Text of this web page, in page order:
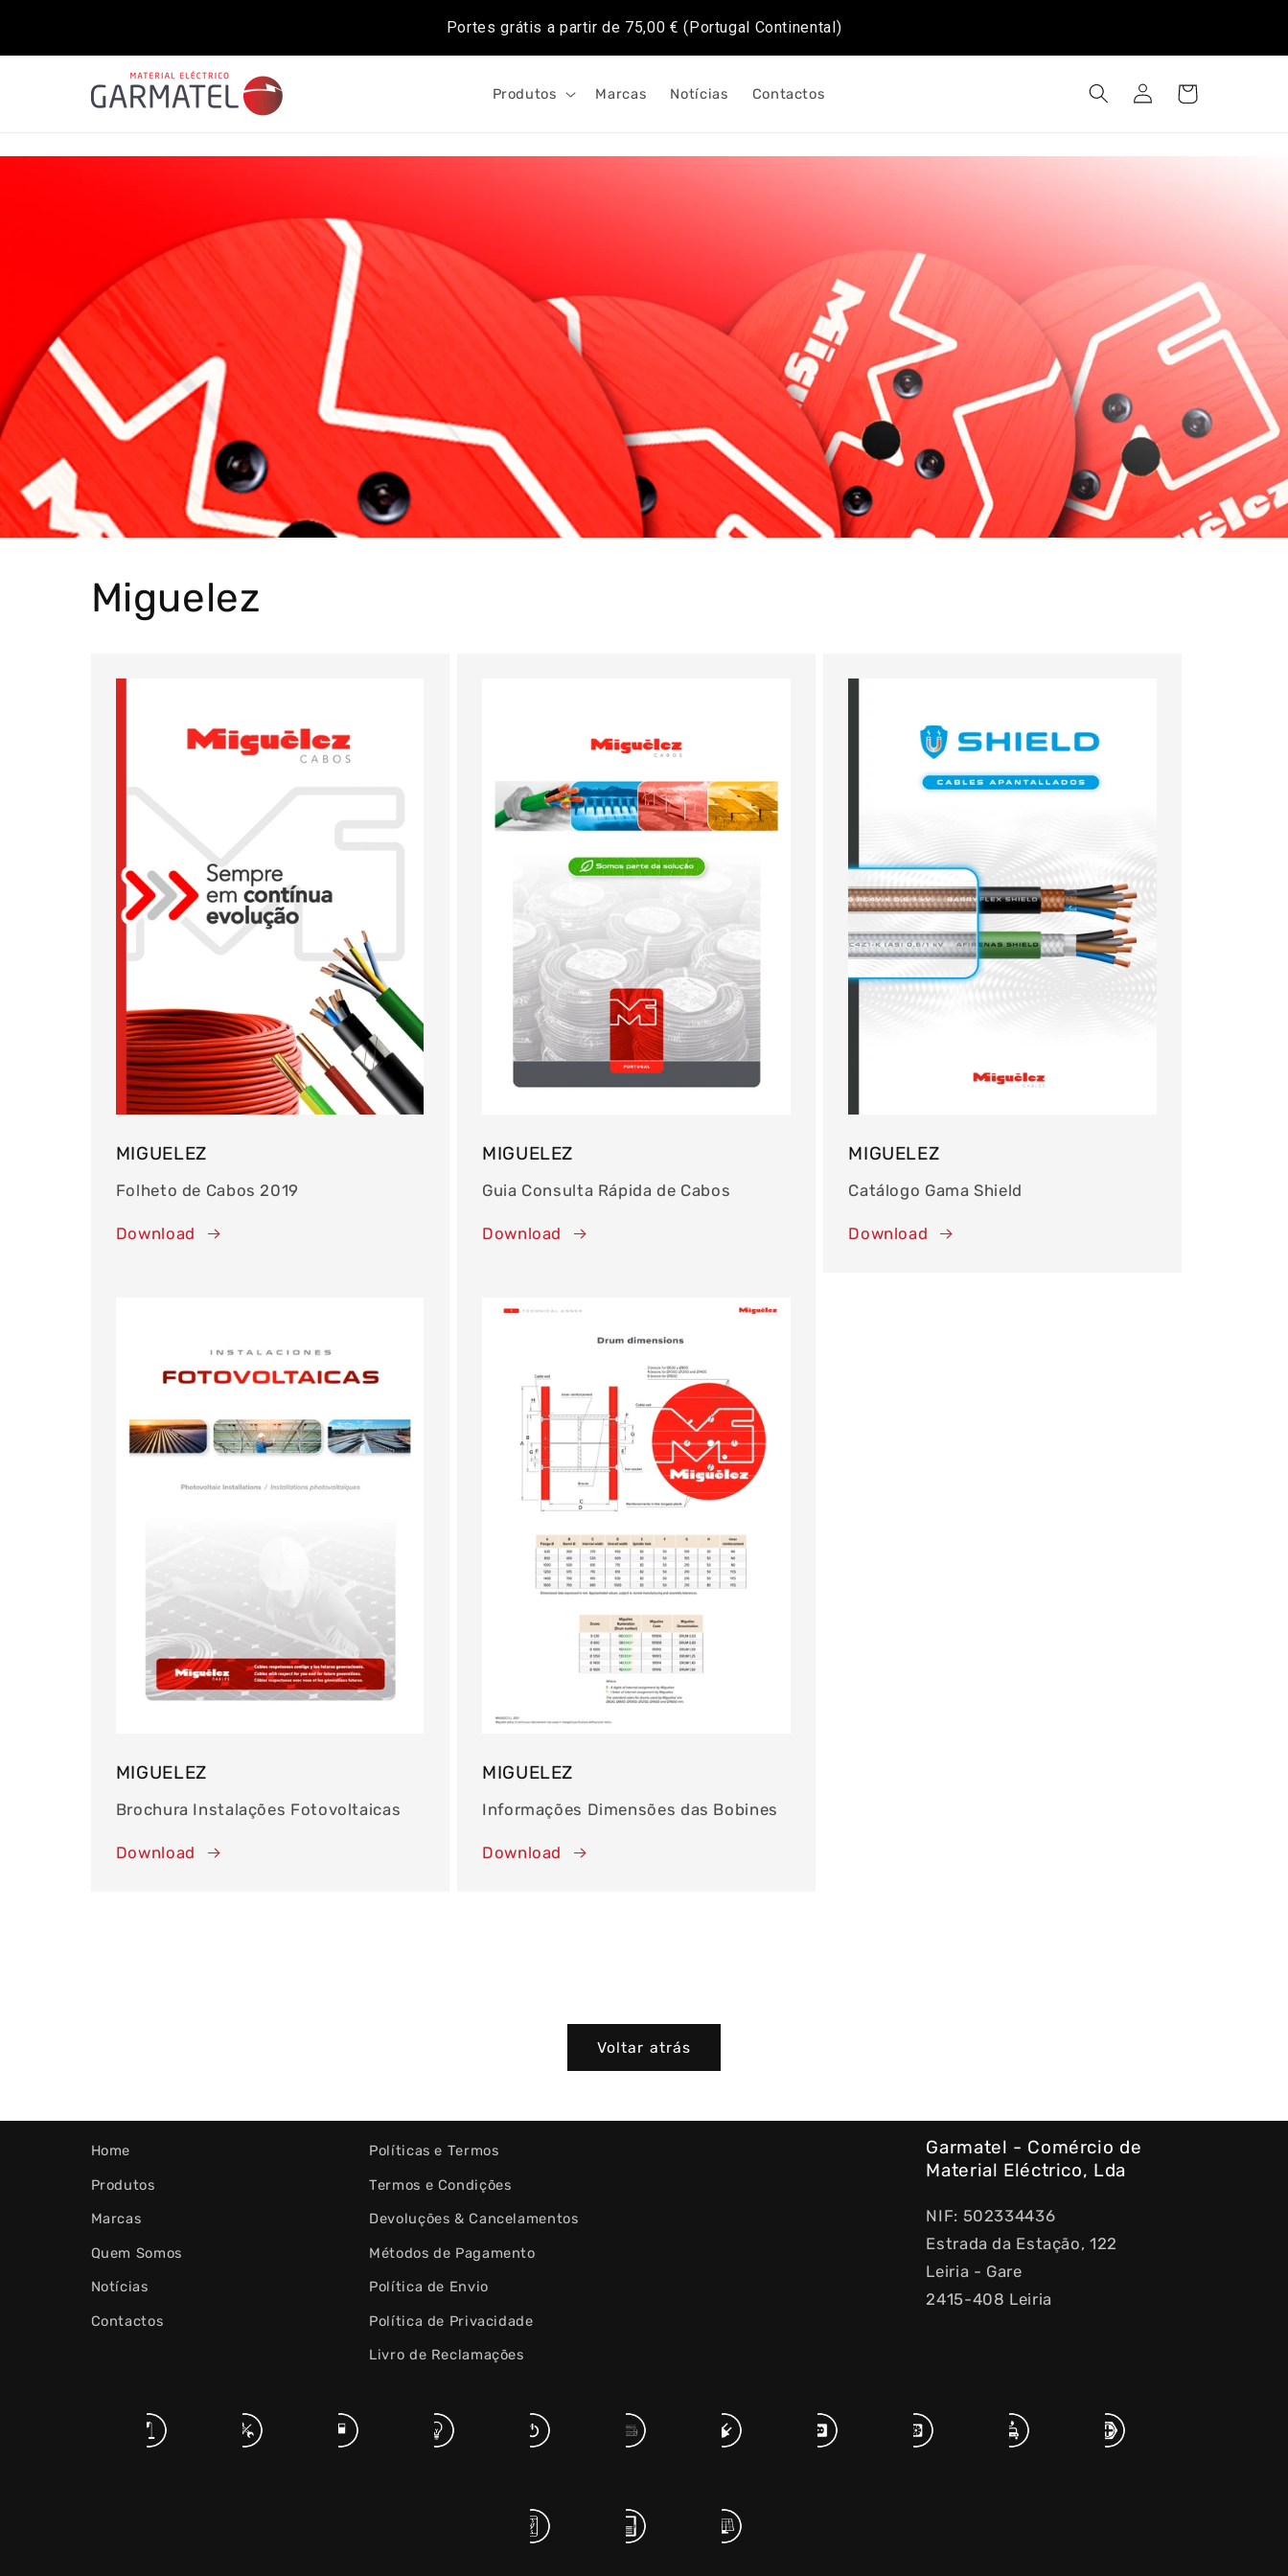
Portes grátis a partir de 75,00 € (Portugal Continental)
Produtos Marcas Notícias Contactos
Iniciar
sessão
Carrinho
Miguelez
MIGUELEZ
Folheto de Cabos 2019
Download
MIGUELEZ
Guia Consulta Rápida de Cabos
Download
MIGUELEZ
Catálogo Gama Shield
Download
MIGUELEZ
Brochura Instalações Fotovoltaicas
Download
MIGUELEZ
Informações Dimensões das Bobines
Download
Voltar atrás
Home
Produtos
Marcas
Quem Somos
Notícias
Contactos
Políticas e Termos
Termos e Condições
Devoluções & Cancelamentos
Métodos de Pagamento
Política de Envio
Política de Privacidade
Livro de Reclamações
Garmatel - Comércio de
Material Eléctrico, Lda
NIF: 502334436
Estrada da Estação, 122
Leiria - Gare
2415-408 Leiria